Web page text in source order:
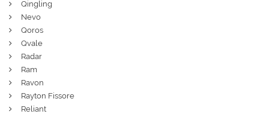
Qingling
Nevo
Qoros
Qvale
Radar
Ram
Ravon
Rayton Fissore
Reliant